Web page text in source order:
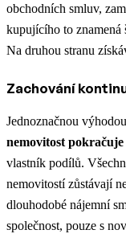
obchodních smluv,
kupujícího to
Na druhou stranu
Zachování
Jednoznačnou
nemovitost pokračuje
vlastník podílů.
nemovitostí zůstávají
dlouhodobé nájemní
společnost, pouze s